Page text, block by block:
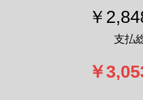
￥
支払
￥